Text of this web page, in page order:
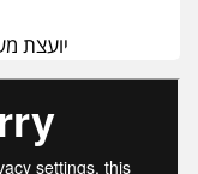
יועצת